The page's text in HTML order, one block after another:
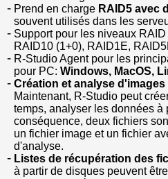
Prend en charge RAID5 avec
souvent utilisés dans les
Support pour les niveaux
RAID10 (1+0), RAID1E,
R-Studio Agent pour les
pour PC: Windows, MacOS,
Création et analyse
Maintenant, R-Studio peut
temps, analyser les données à
conséquence, deux fichiers
un fichier image et un fichier
d'analyse.
Listes de récupération des
à partir de disques peuvent